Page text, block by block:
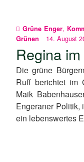
Grüne Enger,
Grünen
14. August
Regina
Die grüne
Ruff berichtet im
Maik
Engeraner Politik,
ein lebenswertes